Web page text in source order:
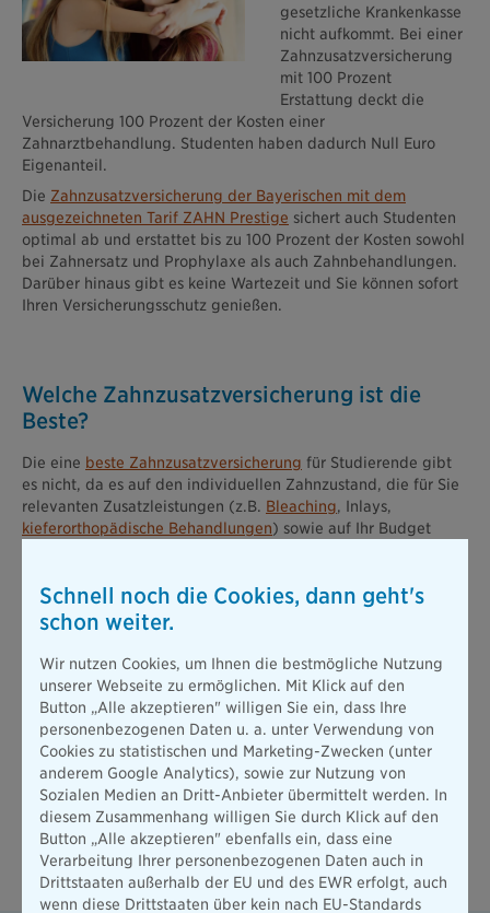
gesetzliche Krankenkasse
nicht aufkommt. Bei einer
Zahnzusatzversicherung
mit 100 Prozent
Erstattung deckt die
Versicherung 100 Prozent der Kosten einer
Zahnarztbehandlung. Studenten haben dadurch Null Euro
Eigenanteil.
Die Zahnzusatzversicherung der Bayerischen mit dem
ausgezeichneten Tarif ZAHN Prestige sichert auch Studenten
optimal ab und erstattet bis zu 100 Prozent der Kosten sowohl
bei Zahnersatz und Prophylaxe als auch Zahnbehandlungen.
Darüber hinaus gibt es keine Wartezeit und Sie können sofort
Ihren Versicherungsschutz genießen.
Welche Zahnzusatzversicherung ist die
Beste?
Die eine beste Zahnzusatzversicherung für Studierende gibt
es nicht, da es auf den individuellen Zahnzustand, die für Sie
relevanten Zusatzleistungen (z.B. Bleaching, Inlays,
kieferorthopädische Behandlungen) sowie auf Ihr Budget
Tests kann aus den zahlreichen Tarif-Angeboten die beste
Zahnzusatzversicherung für Ihre persönliche Bedürfnisse
der monatliche Beitrag der Tarife können sich erheblich
unterscheiden.
Zur
Zahnzusatzversicherung
Häufige Fragen zum Thema
Zahnzusatzversicherung für Studenten
Schnell noch die Cookies, dann geht's
schon weiter.
Wir nutzen Cookies, um Ihnen die bestmögliche Nutzung
unserer Webseite zu ermöglichen. Mit Klick auf den
Button „Alle akzeptieren" willigen Sie ein, dass Ihre
personenbezogenen Daten u. a. unter Verwendung von
Cookies zu statistischen und Marketing-Zwecken (unter
anderem Google Analytics), sowie zur Nutzung von
Sozialen Medien an Dritt-Anbieter übermittelt werden. In
diesem Zusammenhang willigen Sie durch Klick auf den
Button „Alle akzeptieren" ebenfalls ein, dass eine
Verarbeitung Ihrer personenbezogenen Daten auch in
Drittstaaten außerhalb der EU und des EWR erfolgt, auch
wenn diese Drittstaaten über kein nach EU-Standards